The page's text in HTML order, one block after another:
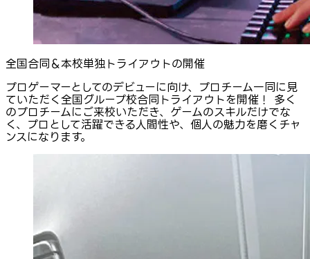
全国合同＆本校単独トライアウトの開催
プロゲーマーとしてのデビューに向け、プロチーム一同に見
ていただく全国グループ校合同トライアウトを開催！ 多く
のプロチームにご来校いただき、ゲームのスキルだけでな
く、プロとして活躍できる人間性や、個人の魅力を磨くチャ
ンスになります。